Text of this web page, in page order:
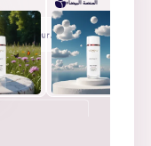
المنصة البيضاء